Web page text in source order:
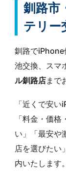
釧路市
テリー
釧路でiPhone
池交換、スマ
ル釧路店まで
「近くで安
「料金・価
い」「最安や
店を選びたい
内いたします。